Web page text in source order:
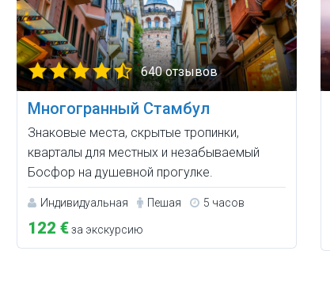
640 отзывов
Многогранный Стамбул
Знаковые места, скрытые тропинки,
кварталы для местных и незабываемый
Босфор на душевной прогулке.
Индивидуальная Пешая 5 часов
122 €за экскурсию